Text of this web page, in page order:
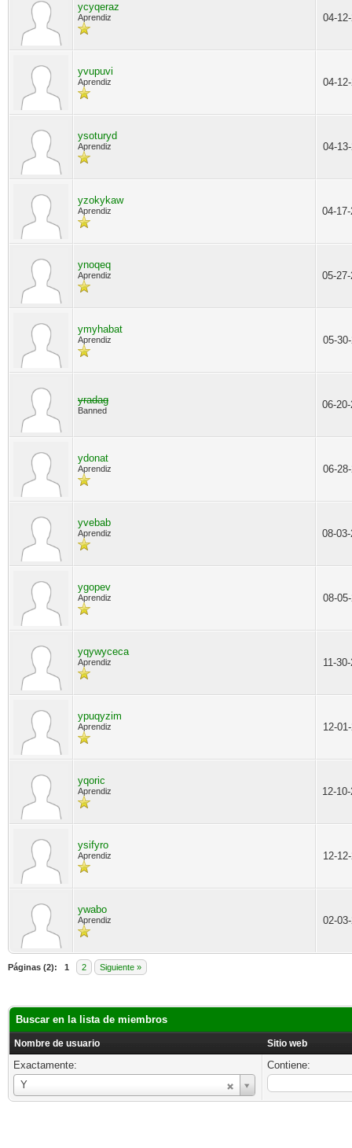
ycyqeraz
Aprendiz 04-
yvupuvi
Aprendiz 04-
ysoturyd
Aprendiz 04-
yzokykaw
Aprendiz 04-
ynoqeq
Aprendiz 05-
ymyhabat
Aprendiz 05-
yradag
Banned 06-
ydonat
Aprendiz 06-
yvebab
Aprendiz 08-
ygopev
Aprendiz 08-
yqywyceca
Aprendiz 11-
ypuqyzim
Aprendiz 12-
yqoric
Aprendiz 12-
ysifyro
Aprendiz 12-
ywabo
Aprendiz 02-
Páginas (2): 1 2 Siguiente »
Buscar en la lista de miembros
Nombre de usuario Sitio web
Exactamente:
Y
Nombre
de
usuario
Contiene: